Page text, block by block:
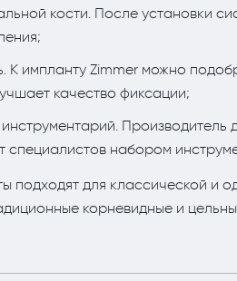
кости. После установки
К импланту Zimmer можно
качество фиксации;
специалистов набором
подходят для классической и
корневидные и